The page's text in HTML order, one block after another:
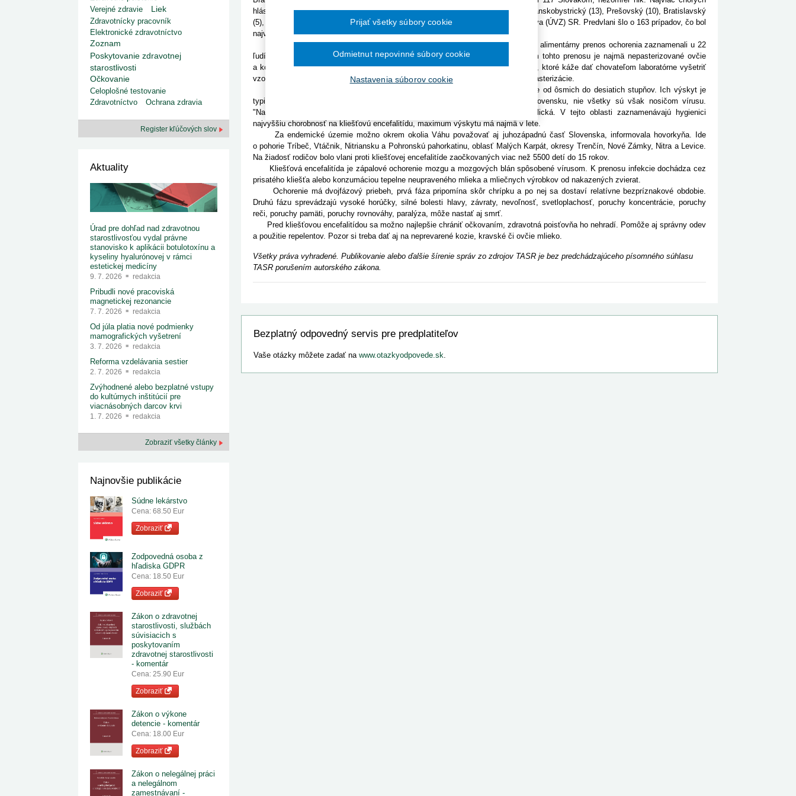
1. 7. 2026
redakcia
Ministerstvo zdravotníctva zverejnilo aktualizovaný
zoznam kategori...
Rezort zdravotníctva zverejnil zoznam
kategorizovaných špeciálnych ...
29. 6. 2026
Výzva na podporu dostupnosti zdravotnej
starostlivosti v centrách z...
22. 6. 2026
redakcia
2015
Od 1. augusta 2026 sa začína šesťmesačné prechodné obdobie na
implementáciu nových elektronických služieb v elektronickej zdravotnej
Ročník 2013
Ročník 2012
Ročník 2011
hlásili zo Žilinského (35) a Trenčianskeho kraja (33). Nasledoval Nitriansky (14), Banskobystrický (13), Prešovský (10), Bratislavský
(5), Trnavský (4) a Košický kraj (3), ukázali štatistiky Úradu verejného zdravotníctva (ÚVZ) SR. Predvlani šlo o 163 prípadov, čo bol
najvyšší počet ochorení za posledných 20 rokov.
Kliešťovou encefalitídou sa ľudia vlani nakazili aj zo stravy. "Minulý rok sme alimentárny prenos ochorenia zaznamenali u 22
ľudí," povedala pre TASR hovorkyňa úradu Lenka Skalická. Rizikovým faktorom tohto prenosu je najmä nepasterizované ovčie
a kozie mlieko či výrobky z nich. Štát vlani vydal mimoriadne núdzové opatrenie, ktoré káže dať chovateľom laboratórne vyšetriť
vzorky surového mlieka. Ak v ňom vírus potvrdia, na trh ho nemožno uviesť bez pasterizácie.
Na kliešte mohli tento rok Slováci natrafiť už v marci, aktívne sú pri teplote od ôsmich do desiatich stupňov. Ich výskyt je
typický najmä pre obdobie od apríla do októbra. Nachádzajú sa na celom Slovensku, nie všetky sú však nosičom vírusu.
"Nakazené kliešte sú predovšetkým pozdĺž brehov rieky Váh," spresnila Skalická. V tejto oblasti zaznamenávajú hygienici
najvyššiu chorobnosť na kliešťovú encefalitídu, maximum výskytu má najmä v lete.
Za endemické územie možno okrem okolia Váhu považovať aj juhozápadnú časť Slovenska, informovala hovorkyňa. Ide
o pohorie Tríbeč, Vtáčnik, Nitriansku a Pohronskú pahorkatinu, oblasť Malých Karpát, okresy Trenčín, Nové Zámky, Nitra a Levice.
Na žiadosť rodičov bolo vlani proti kliešťovej encefalitíde zaočkovaných viac než 5500 detí do 15 rokov.
Kliešťová encefalitída je zápalové ochorenie mozgu a mozgových blán spôsobené vírusom. K prenosu infekcie dochádza cez
prisatého kliešťa alebo konzumáciou tepelne neupraveného mlieka a mliečnych výrobkov od nakazených zvierat.
Ochorenie má dvojfázový priebeh, prvá fáza pripomína skôr chrípku a po nej sa dostaví relatívne bezpríznakové obdobie.
Druhú fázu sprevádzajú vysoké horúčky, silné bolesti hlavy, závraty, nevoľnosť, svetloplachosť, poruchy koncentrácie, poruchy
reči, poruchy pamäti, poruchy rovnováhy, paralýza, môže nastať aj smrť.
Pred kliešťovou encefalitídou sa možno najlepšie chrániť očkovaním, zdravotná poisťovňa ho nehradí. Pomôže aj správny odev
a použitie repelentov. Pozor si treba dať aj na neprevarené kozie, kravské či ovčie mlieko.
Všetky práva vyhradené. Publikovanie alebo ďalšie šírenie správ zo zdrojov TASR je bez predchádzajúceho písomného súhlasu
TASR porušením autorského zákona.
Bezplatný odpovedný servis pre predplatiteľov
Vaše otázky môžete zadať na www.otazkyodpovede.sk.
Verejné zdravie
Liek
Zdravotnícky pracovník
Elektronické zdravotníctvo
Zoznam
Poskytovanie zdravotnej
starostlivosti
Očkovanie
Celoplošné testovanie
Zdravotníctvo
Ochrana zdravia
Register kľúčových slov
Aktuality
Úrad pre dohľad nad zdravotnou
starostlivosťou vydal právne
stanovisko k aplikácii botulotoxínu a
kyseliny hyalurónovej v rámci
estetickej medicíny
9. 7. 2026 redakcia
Pribudli nové pracoviská
magnetickej rezonancie
7. 7. 2026 redakcia
Od júla platia nové podmienky
mamografických vyšetrení
3. 7. 2026 redakcia
Reforma vzdelávania sestier
2. 7. 2026 redakcia
Zvýhodnené alebo bezplatné vstupy
do kultúrnych inštitúcií pre
viacnásobných darcov krvi
1. 7. 2026 redakcia
Zobraziť všetky články
Najnovšie publikácie
Súdne lekárstvo
Cena: 68.50 Eur
Zobraziť
Zodpovedná osoba z
hľadiska GDPR
Cena: 18.50 Eur
Zobraziť
Zákon o zdravotnej
starostlivosti, službách
súvisiacich s
poskytovaním
zdravotnej starostlivosti
- komentár
Cena: 25.90 Eur
Zobraziť
Zákon o výkone
detencie - komentár
Cena: 18.00 Eur
Zobraziť
Zákon o nelegálnej práci
a nelegálnom
zamestnávaní -
Nastavenia súborov cookie
Odmietnut nepovinné súbory cookie
Prijať všetky súbory cookie